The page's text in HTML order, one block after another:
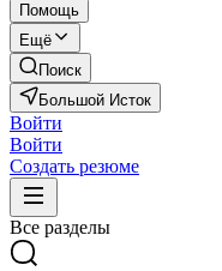
Помощь
Ещё
Поиск
Большой Исток
Войти
Войти
Создать резюме
Все разделы